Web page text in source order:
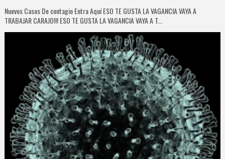
Nuevos Casos De contagio Entra Aquí ESO TE GUSTA LA VAGANCIA VAYA A
TRABAJAR CARAJO!!! ESO TE GUSTA LA VAGANCIA VAYA A T...